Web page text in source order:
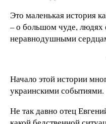
Это маленькая история
– о большом чуде,
неравнодушными
Начало этой истории
украинскими событиями.
Не так давно отец